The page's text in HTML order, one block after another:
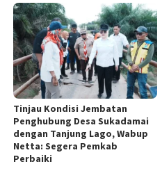
Tinjau Kondisi Jembatan
Penghubung Desa Sukadamai
dengan Tanjung Lago, Wabup
Netta: Segera Pemkab
Perbaiki